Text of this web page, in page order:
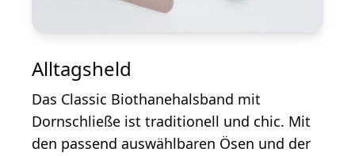
Alltagsheld
Das Classic Biothanehalsband mit
Dornschließe ist traditionell und chic. Mit
den passend auswählbaren Ösen und der